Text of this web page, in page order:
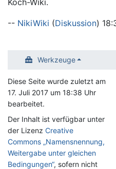
Koch-Wiki.
-- NikiWiki (Diskussion)
Werkzeuge
Diese Seite wurde zuletzt am
17. Juli 2017 um 18:38 Uhr
bearbeitet.
Der Inhalt ist verfügbar unter
der Lizenz Creative
Commons „Namensnennung,
Weitergabe unter gleichen
Bedingungen“, sofern nicht